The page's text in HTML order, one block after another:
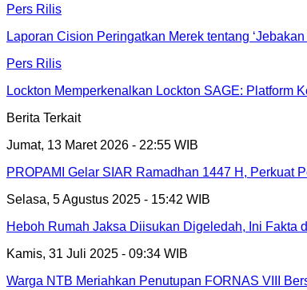
Pers Rilis
Laporan Cision Peringatkan Merek tentang
Pers Rilis
Lockton Memperkenalkan Lockton SAGE: Platform
Berita Terkait
Jumat, 13 Maret 2026 - 22:55 WIB
PROPAMI Gelar SIAR Ramadhan 1447 H, Perkuat
Selasa, 5 Agustus 2025 - 15:42 WIB
Heboh Rumah Jaksa Diisukan Digeledah, Ini Fakta
Kamis, 31 Juli 2025 - 09:34 WIB
Warga NTB Meriahkan Penutupan FORNAS VIII